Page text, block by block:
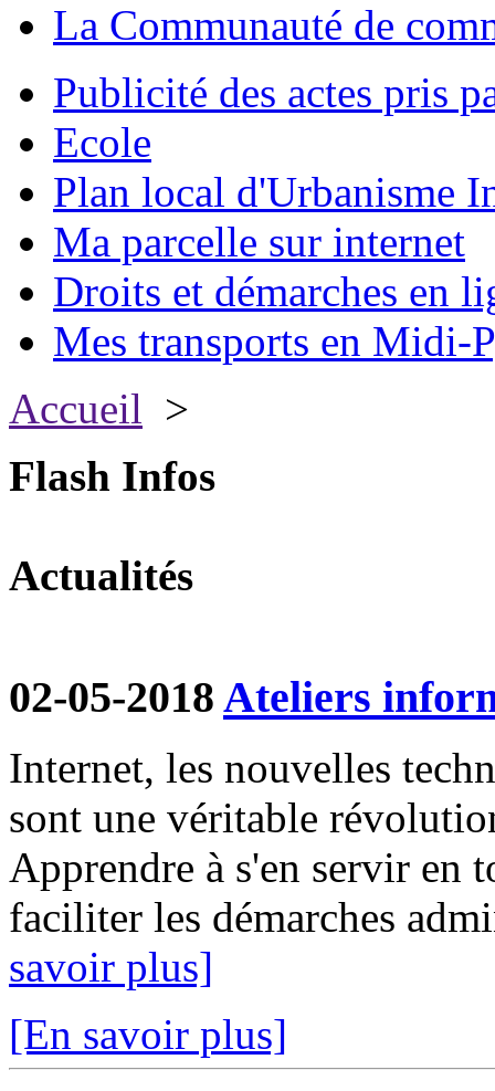
La Communauté de
Publicité des actes pris
Ecole
Plan local d'Urbanisme
Ma parcelle sur internet
Droits et démarches en
Mes transports en Midi-
Accueil >
Flash Infos
Actualités
02-05-2018 Ateliers
Internet, les nouvelles
sont une véritable
Apprendre à s'en servir en
faciliter les démarches
savoir plus]
[En savoir plus]